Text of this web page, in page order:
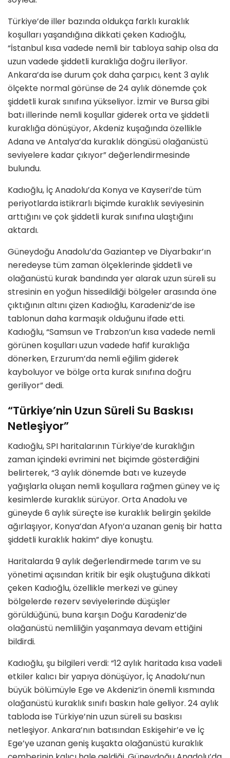
Türkiye’de iller bazında oldukça farklı kuraklık
koşulları yaşandığına dikkati çeken Kadıoğlu,
“İstanbul kısa vadede nemli bir tabloya sahip olsa da
uzun vadede şiddetli kuraklığa doğru ilerliyor.
Ankara’da ise durum çok daha çarpıcı, kent 3 aylık
ölçekte normal görünse de 24 aylık dönemde çok
şiddetli kurak sınıfına yükseliyor. İzmir ve Bursa gibi
batı illerinde nemli koşullar giderek orta ve şiddetli
kuraklığa dönüşüyor, Akdeniz kuşağında özellikle
Adana ve Antalya’da kuraklık döngüsü olağanüstü
seviyelere kadar çıkıyor” değerlendirmesinde
bulundu.
Kadıoğlu, İç Anadolu’da Konya ve Kayseri’de tüm
periyotlarda istikrarlı biçimde kuraklık seviyesinin
arttığını ve çok şiddetli kurak sınıfına ulaştığını
aktardı.
Güneydoğu Anadolu’da Gaziantep ve Diyarbakır’ın
neredeyse tüm zaman ölçeklerinde şiddetli ve
olağanüstü kurak bandında yer alarak uzun süreli su
stresinin en yoğun hissedildiği bölgeler arasında öne
çıktığının altını çizen Kadıoğlu, Karadeniz’de ise
tablonun daha karmaşık olduğunu ifade etti.
Kadıoğlu, “Samsun ve Trabzon’un kısa vadede nemli
görünen koşulları uzun vadede hafif kuraklığa
dönerken, Erzurum’da nemli eğilim giderek
kayboluyor ve bölge orta kurak sınıfına doğru
geriliyor” dedi.
“Türkiye’nin Uzun Süreli Su Baskısı
Netleşiyor”
Kadıoğlu, SPI haritalarının Türkiye’de kuraklığın
zaman içindeki evrimini net biçimde gösterdiğini
belirterek, “3 aylık dönemde batı ve kuzeyde
yağışlarla oluşan nemli koşullara rağmen güney ve iç
kesimlerde kuraklık sürüyor. Orta Anadolu ve
güneyde 6 aylık süreçte ise kuraklık belirgin şekilde
ağırlaşıyor, Konya’dan Afyon’a uzanan geniş bir hatta
şiddetli kuraklık hakim” diye konuştu.
Haritalarda 9 aylık değerlendirmede tarım ve su
yönetimi açısından kritik bir eşik oluştuğuna dikkati
çeken Kadıoğlu, özellikle merkezi ve güney
bölgelerde rezerv seviyelerinde düşüşler
görüldüğünü, buna karşın Doğu Karadeniz’de
olağanüstü nemliliğin yaşanmaya devam ettiğini
bildirdi.
Kadıoğlu, şu bilgileri verdi: “12 aylık haritada kısa vadeli
etkiler kalıcı bir yapıya dönüşüyor, İç Anadolu’nun
büyük bölümüyle Ege ve Akdeniz’in önemli kısmında
olağanüstü kuraklık sınıfı baskın hale geliyor. 24 aylık
tabloda ise Türkiye’nin uzun süreli su baskısı
netleşiyor. Ankara’nın batısından Eskişehir’e ve İç
Ege’ye uzanan geniş kuşakta olağanüstü kuraklık